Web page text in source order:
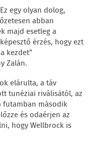
egy olyan dolog,
abban
majd esetleg a
érzés, hogy ezt
kezdet"
Zalán.
elárulta, a táv
tunéziai riválisától, az
futamban második
és odaérjen az
hogy Wellbrock is